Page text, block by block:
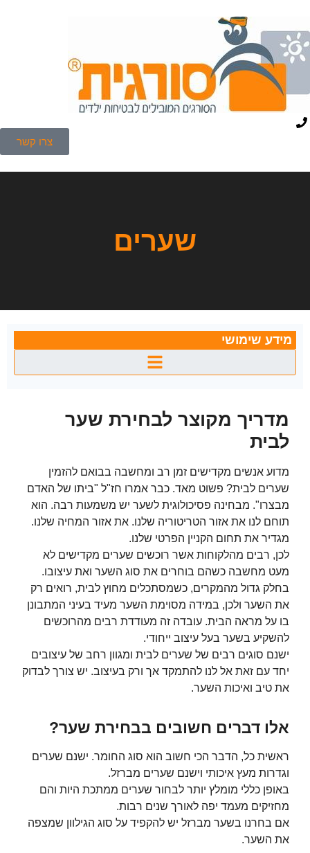
צרו קשר
שערים
מידע שימושי
מדריך מקוצר לבחירת שער
לבית
מדוע אנשים מקדישים זמן רב ומחשבה בבואם להזמין
שערים לבית? פשוט מאד. כבר אמרו חז"ל "ביתו של האדם
מבצרו". מבחינה פסיכולוגית לשער יש משמעות רבה. הוא
תוחם לנו את אזור הטריטוריה שלנו. את אזור המחיה שלנו.
מגדיר את תחום הקניין הפרטי שלנו.
לכן, רבים מהלקוחות אשר רוכשים שערים מקדישים לא
מעט מחשבה כשהם בוחרים את סוג השער ואת עיצובו.
בחלק גדול מהמקרים, כשמסתכלים מחוץ לבית, רואים רק
את השער ולכן, במידה מסוימת השער מעיד בעיני המתבונן
בו על מראה הבית. עובדה זה מעודדת רבים מהרוכשים
להשקיע בשער בעל עיצוב ייחודי.
ישנם סוגים רבים של שערים לבית ומגוון רחב של עיצובים
יחד עם זאת אל לנו להתמקד אך ורק בעיצוב. יש צורך לבדוק
את טיב ואיכות השער.
אלו דברים חשובים בבחירת שער?
ראשית כל, הדבר הכי חשוב הוא סוג החומר. ישנם שערים
וגדרות מעץ איכותי וישנם שערים מברזל.
באופן כללי מומלץ יותר לבחור שערים ממתכת היות והם
מחזיקים מעמד יפה לאורך שנים רבות.
אם בחרנו בשער מברזל יש להקפיד על סוג הגילוון שמצפה
את השער.